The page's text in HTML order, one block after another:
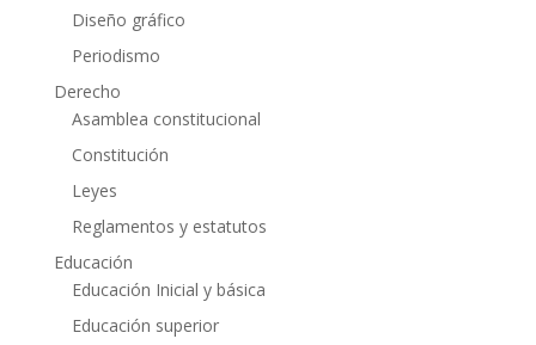
Diseño gráfico
Periodismo
Derecho
Asamblea constitucional
Constitución
Leyes
Reglamentos y estatutos
Educación
Educación Inicial y básica
Educación superior